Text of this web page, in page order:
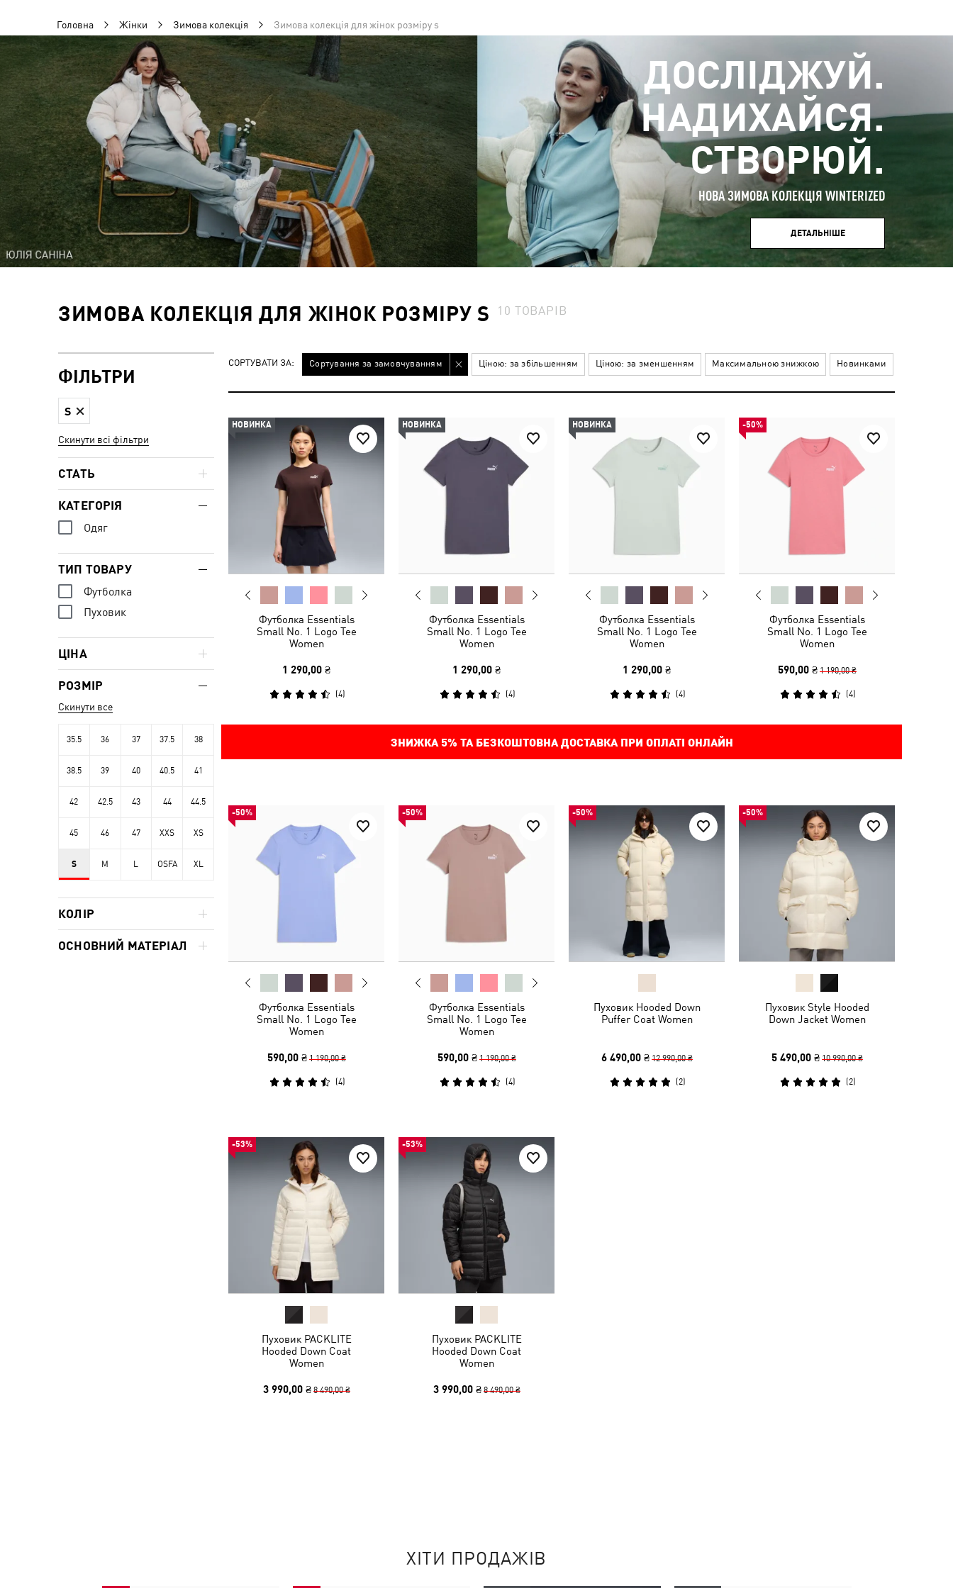
Головна Жінки Зимова колекція Зимова колекція для жінок розміру s
ДОСЛІДЖУЙ.
НАДИХАЙСЯ.
СТВОРЮЙ.
НОВА ЗИМОВА КОЛЕКЦІЯ WINTERIZED
ДЕТАЛЬНІШЕ
ЗИМОВА КОЛЕКЦІЯ ДЛЯ ЖІНОК РОЗМІРУ S 10 ТОВАРІВ
СОРТУВАТИ ЗА: Сортування за замовчуванням Ціною: за збільшенням Ціною: за зменшенням Максимальною знижкою Новинками
НОВИНКА
Футболка Essentials
Small No. 1 Logo Tee
Women
1 290,00 ₴
(4)
НОВИНКА
Футболка Essentials
Small No. 1 Logo Tee
Women
1 290,00 ₴
(4)
НОВИНКА
Футболка Essentials
Small No. 1 Logo Tee
Women
1 290,00 ₴
(4)
-50%
Футболка Essentials
Small No. 1 Logo Tee
Women
590,00 ₴ 1 190,00 ₴
(4)
ЗНИЖКА 5% ТА БЕЗКОШТОВНА ДОСТАВКА ПРИ ОПЛАТІ ОНЛАЙН
-50%
Футболка Essentials
Small No. 1 Logo Tee
Women
590,00 ₴ 1 190,00 ₴
(4)
-50%
Футболка Essentials
Small No. 1 Logo Tee
Women
590,00 ₴ 1 190,00 ₴
(4)
-50%
Пуховик Hooded Down
Puffer Coat Women
6 490,00 ₴ 12 990,00 ₴
(2)
-50%
Пуховик Style Hooded
Down Jacket Women
5 490,00 ₴ 10 990,00 ₴
(2)
-53%
Пуховик PACKLITE
Hooded Down Coat
Women
3 990,00 ₴ 8 490,00 ₴
-53%
Пуховик PACKLITE
Hooded Down Coat
Women
3 990,00 ₴ 8 490,00 ₴
ФІЛЬТРИ
S
Скинути всі фільтри
СТАТЬ
КАТЕГОРІЯ
Одяг
ТИП ТОВАРУ
Футболка
Пуховик
ЦІНА
РОЗМІР
Скинути все
35.5 36 37 37.5 38
38.5 39 40 40.5 41
42 42.5 43 44 44.5
45 46 47 XXS XS
S M L OSFA XL
КОЛІР
ОСНОВНИЙ МАТЕРІАЛ
ХІТИ ПРОДАЖІВ